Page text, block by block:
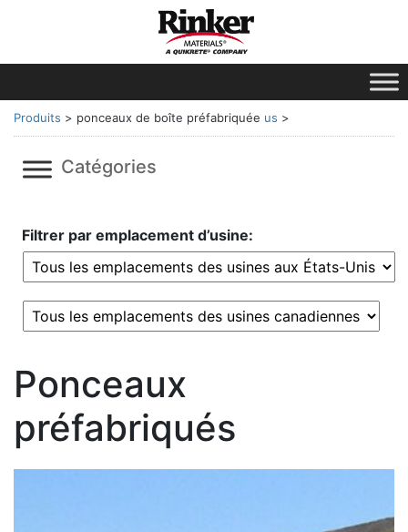
Produits > ponceaux de boîte préfabriquée us >
Catégories
Filtrer par emplacement d’usine:
Ponceaux
préfabriqués